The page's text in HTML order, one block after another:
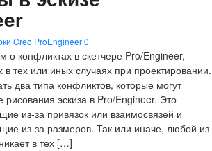
Creo ProEngineer0
о конфликтах в скетчере Pro/Engineer,
тех или иных случаях при проектировании.
два типа конфликтов, которые могут
рисования эскиза в Pro/Engineer. Это
из-за привязок или взаимосвязей и
из-за размеров. Так или иначе, любой из
в тех […]